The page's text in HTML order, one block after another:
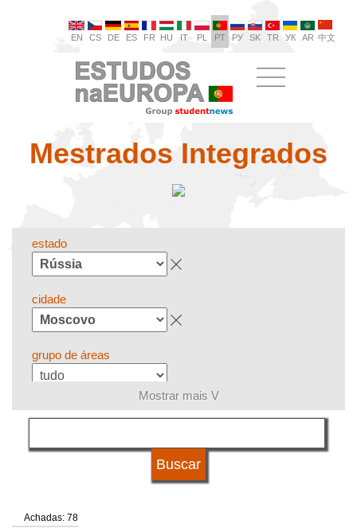
EN CS DE ES FR HU IT PL PT РУ SK TR УК AR 中文
Mestrados Integrados
estado
cidade
grupo de áreas
língua
status de universidade
Mostrar mais V
Achadas: 78